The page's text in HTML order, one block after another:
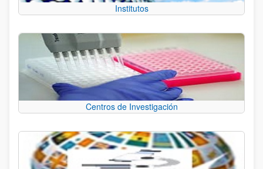
Institutos
Centros de Investigación